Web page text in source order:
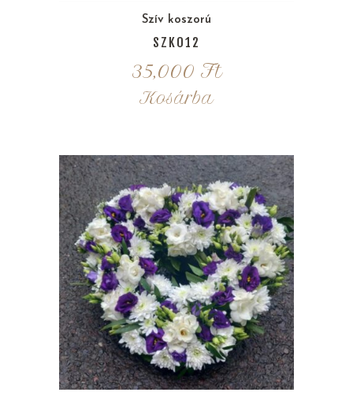
Szív koszorú
SZK012
35,000 Ft
Kosárba